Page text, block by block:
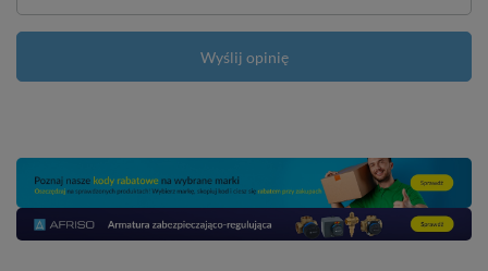
Wyślij opinię